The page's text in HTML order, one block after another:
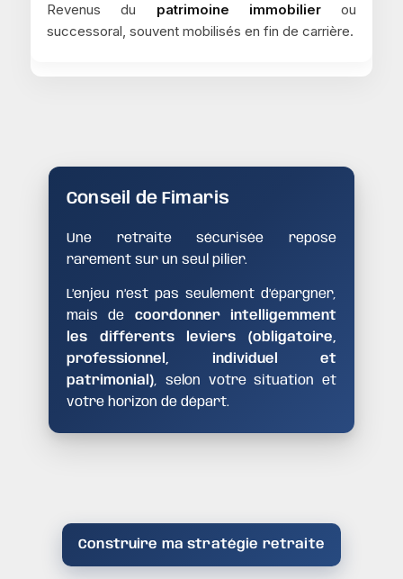
Revenus du patrimoine immobilierou
successoral, souvent mobilisés en fin de carrière.
Conseil de Fimaris
Une retraite sécurisée repose
rarement sur un seul pilier.
L’enjeu n’est pas seulement d’épargner,
mais de coordonner intelligemment
les différents leviers (obligatoire,
professionnel, individuel et
patrimonial), selon votre situation et
votre horizon de départ.
Construire ma stratégie retraite